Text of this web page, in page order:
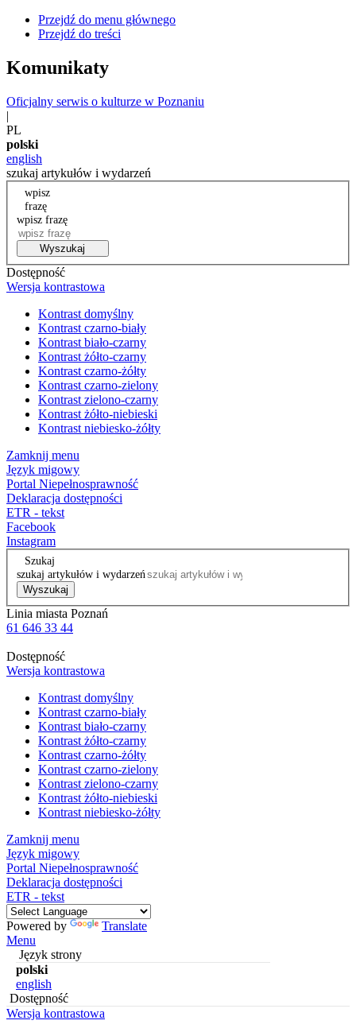
Przejdź do menu głównego
Przejdź do treści
Komunikaty
Oficjalny serwis o kulturze w Poznaniu
|
PL
polski
english
szukaj artykułów i wydarzeń
wpisz
frazę
wpisz frazę
Wyszukaj
Dostępność
Wersja kontrastowa
Kontrast domyślny
Kontrast czarno-biały
Kontrast biało-czarny
Kontrast żółto-czarny
Kontrast czarno-żółty
Kontrast czarno-zielony
Kontrast zielono-czarny
Kontrast żółto-niebieski
Kontrast niebiesko-żółty
Zamknij menu
Język migowy
Portal Niepełnosprawność
Deklaracja dostępności
ETR - tekst
Facebook
Instagram
Szukaj
szukaj artykułów i wydarzeń
Wyszukaj
Linia miasta Poznań
61 646 33 44
Dostępność
Wersja kontrastowa
Kontrast domyślny
Kontrast czarno-biały
Kontrast biało-czarny
Kontrast żółto-czarny
Kontrast czarno-żółty
Kontrast czarno-zielony
Kontrast zielono-czarny
Kontrast żółto-niebieski
Kontrast niebiesko-żółty
Zamknij menu
Język migowy
Portal Niepełnosprawność
Deklaracja dostępności
ETR - tekst
Powered by
Translate
Menu
Język strony
polski
english
Dostępność
Wersja kontrastowa